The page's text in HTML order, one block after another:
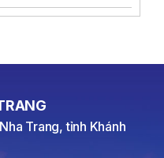
Trang, tỉnh Khánh